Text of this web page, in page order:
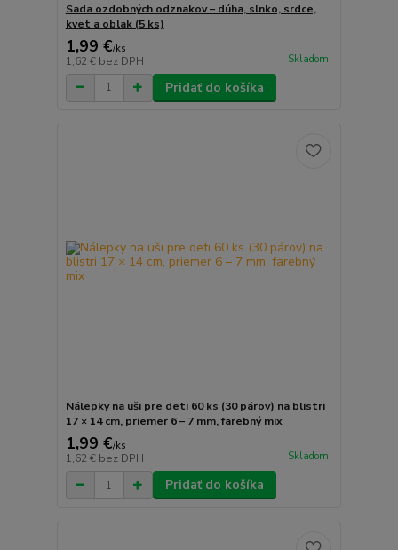
Sada ozdobných odznakov – dúha, slnko, srdce,
kvet a oblak (5 ks)
1,99 €/ks
1,62 € bez DPH Skladom
Pridať do košíka
Nálepky na uši pre deti 60 ks (30 párov) na blistri
17 × 14 cm, priemer 6 – 7 mm, farebný mix
1,99 €/ks
1,62 € bez DPH Skladom
Pridať do košíka